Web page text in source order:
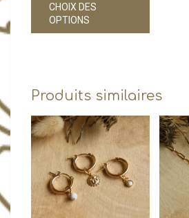
CHOIX DES
OPTIONS
options
peuvent
être
choisies
sur
page
Produits similaires